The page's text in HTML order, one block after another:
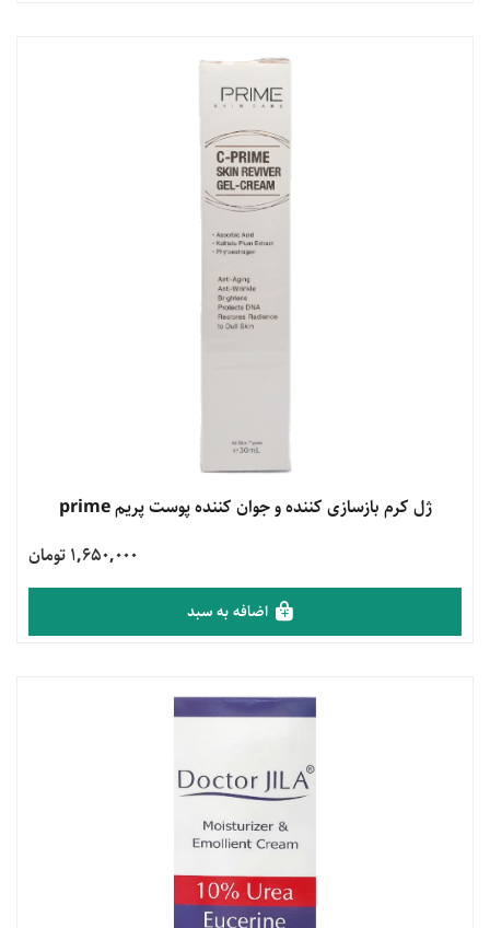
مشاهده محصول
ژل کرم بازسازی کننده و جوان کننده پوست پریم prime
1,650,000 تومان
اضافه به سبد